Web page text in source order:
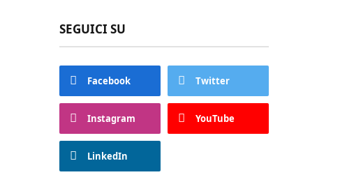
SEGUICI SU
Facebook Twitter
Instagram YouTube
LinkedIn